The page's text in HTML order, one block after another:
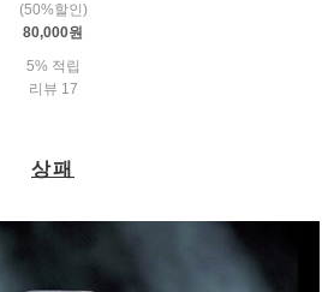
(50%할인)
80,000원
5% 적립
리뷰 17
상패